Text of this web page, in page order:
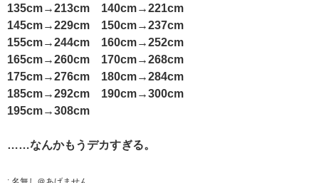
135cm→213cm 140cm→221cm
145cm→229cm 150cm→237cm
155cm→244cm 160cm→252cm
165cm→260cm 170cm→268cm
175cm→276cm 180cm→284cm
185cm→292cm 190cm→300cm
195cm→308cm
……なんかもうデカすぎる。